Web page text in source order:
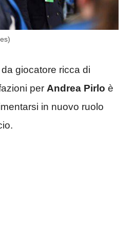
giocatore ricca di
per Andrea Pirlo è
in nuovo ruolo